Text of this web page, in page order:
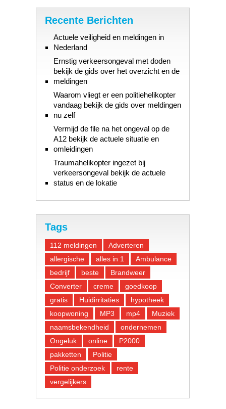
Recente Berichten
Actuele veiligheid en meldingen in
Nederland
Ernstig verkeersongeval met doden
bekijk de gids over het overzicht en de
meldingen
Waarom vliegt er een politiehelikopter
vandaag bekijk de gids over meldingen
nu zelf
Vermijd de file na het ongeval op de
A12 bekijk de actuele situatie en
omleidingen
Traumahelikopter ingezet bij
verkeersongeval bekijk de actuele
status en de lokatie
Tags
112 meldingen
Adverteren
allergische
alles in 1
Ambulance
bedrijf
beste
Brandweer
Converter
creme
goedkoop
gratis
Huidirritaties
hypotheek
koopwoning
MP3 mp4
Muziek
naamsbekendheid
ondernemen
Ongeluk
online
P2000
pakketten
Politie
Politie onderzoek
rente
vergelijkers